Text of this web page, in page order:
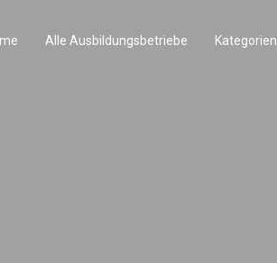
Alle Ausbildungsbetriebe Kategorien